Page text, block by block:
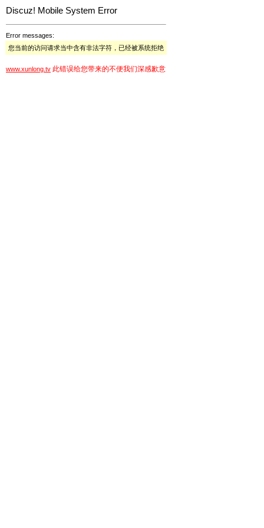
Discuz! Mobile System Error
Error messages:
您当前的访问请求当中含有非法字符，已经被系统拒绝
www.xunlong.tv 此错误给您带来的不便我们深感歉意